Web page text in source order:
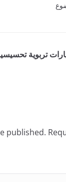
تربوية
published.